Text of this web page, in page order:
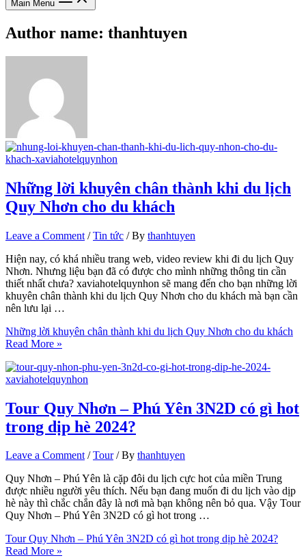
Main Menu
Author name: thanhtuyen
Những lời khuyên chân thành khi du lịch
Quy Nhơn cho du khách
Leave a Comment /Tin tức / By thanhtuyen
Hiện nay, có khá nhiều trang web, video review khi đi du lịch Quy
Nhơn. Nhưng liệu bạn đã có được cho mình những thông tin cần
thiết nhất chưa? xaviahotelquynhon sẽ mang đến cho bạn những lời
khuyên chân thành khi du lịch Quy Nhơn cho du khách mà bạn cần
nên lưu lại …
Những lời khuyên chân thành khi du lịch Quy Nhơn cho du khách
Read More »
Tour Quy Nhơn – Phú Yên 3N2D có gì hot
trong dịp hè 2024?
Leave a Comment /Tour/ By thanhtuyen
Quy Nhơn – Phú Yên là cặp đôi du lịch cực hot của miền Trung
được nhiều người yêu thích. Nếu bạn đang muốn đi du lịch vào dịp
hè này thì chắc chắn đây là nơi mà bạn không nên bỏ qua. Vậy Tour
Quy Nhơn – Phú Yên 3N2D có gì hot trong …
Tour Quy Nhơn – Phú Yên 3N2D có gì hot trong dịp hè 2024?
Read More »